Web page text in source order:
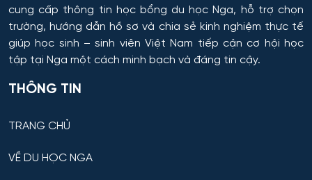
cung cấp thông tin học bổng du học Nga, hỗ trợ chọn
trường, hướng dẫn hồ sơ và chia sẻ kinh nghiệm thực tế
giúp học sinh – sinh viên Việt Nam tiếp cận cơ hội học
tập tại Nga một cách minh bạch và đáng tin cậy.
THÔNG TIN
TRANG CHỦ
VỀ DU HỌC NGA